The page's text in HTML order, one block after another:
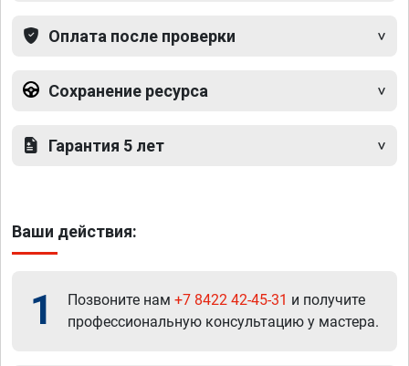
Оплата после проверки
Сохранение ресурса
Гарантия 5 лет
Ваши действия:
1 Позвоните нам +7 8422 42-45-31 и получите
профессиональную консультацию у мастера.